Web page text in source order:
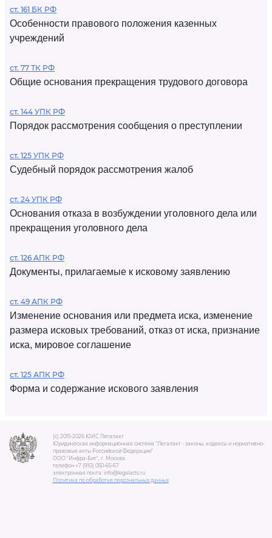
ст. 161 БК РФ
Особенности правового положения казенных
учреждений
ст. 77 ТК РФ
Общие основания прекращения трудового договора
ст. 144 УПК РФ
Порядок рассмотрения сообщения о преступлении
ст. 125 УПК РФ
Судебный порядок рассмотрения жалоб
ст. 24 УПК РФ
Основания отказа в возбуждении уголовного дела или
прекращения уголовного дела
ст. 126 АПК РФ
Документы, прилагаемые к исковому заявлению
ст. 49 АПК РФ
Изменение основания или предмета иска, изменение
размера исковых требований, отказ от иска, признание
иска, мировое соглашение
ст. 125 АПК РФ
Форма и содержание искового заявления
(c) 2015-2026 ЮИС Легалакт
Юридическая информационная система "Легалакт - законы, кодексы и нормативно-
правовые акты Российской Федерации"
ООО "Инфра-Бит", г. Москва.
телефон +7 (910) 050-65-67
электронная почта: info@legalacts.ru
Политика по обработке персональных данных